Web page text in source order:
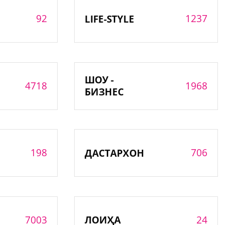
92 LIFE-STYLE 1237
4718
ШОУ -
БИЗНЕС
1968
198 ДАСТАРХОН 706
7003 ЛОИҲА 24